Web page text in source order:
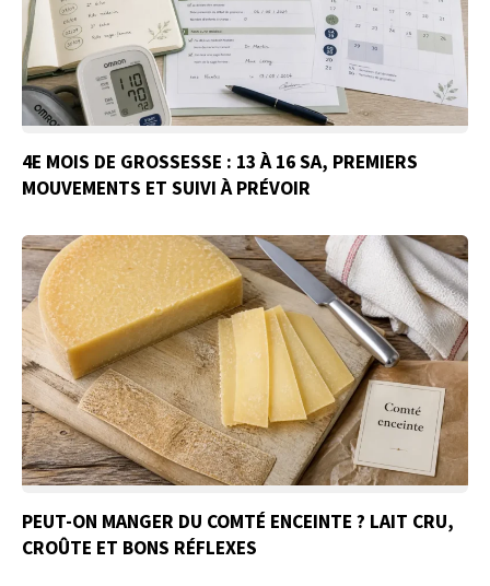
4E MOIS DE GROSSESSE : 13 À 16 SA, PREMIERS
MOUVEMENTS ET SUIVI À PRÉVOIR
PEUT-ON MANGER DU COMTÉ ENCEINTE ? LAIT CRU,
CROÛTE ET BONS RÉFLEXES